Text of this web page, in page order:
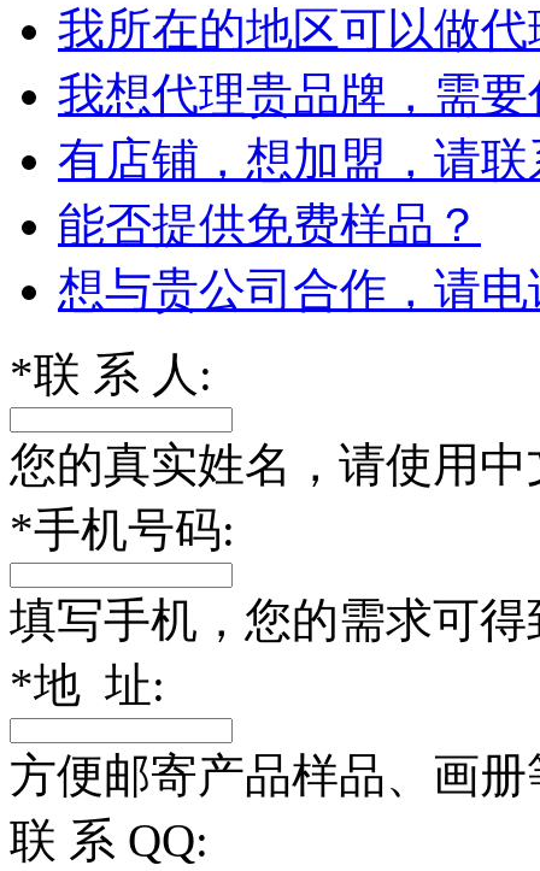
我所在的地区可以做
我想代理贵品牌，需
有店铺，想加盟，请
能否提供免费样品？
想与贵公司合作，请
*联 系 人:
您的真实姓名，请使用中
*手机号码:
填写手机，您的需求可
*地 址:
方便邮寄产品样品、画
联 系 QQ: